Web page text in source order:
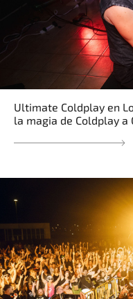
Ultimate Coldplay en
la magia de Coldplay a